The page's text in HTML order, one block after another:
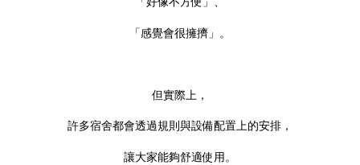
「感覺會很擁擠」。
但實際上，
許多宿舍都會透過規則與設備配置上的安排，
讓大家能夠舒適使用。